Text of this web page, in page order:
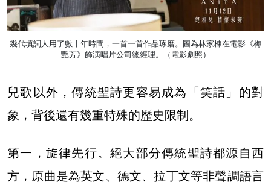
幾代填詞人用了數十年時間，一首一首作品琢磨。圖為林家棟在電影《梅
艷芳》飾演唱片公司總經理。（電影劇照）
兒歌以外，傳統聖詩更容易成為「笑話」的對
象，背後還有幾重特殊的歷史限制。
第一，旋律先行。絕大部分傳統聖詩都源自西
方，原曲是為英文、德文、拉丁文等非聲調語言